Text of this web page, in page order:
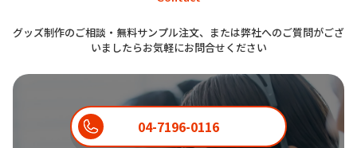
グッズ制作のご相談・無料サンプル注文、または弊社へのご質問がござ
いましたらお気軽にお問合せください
04-7196-0116